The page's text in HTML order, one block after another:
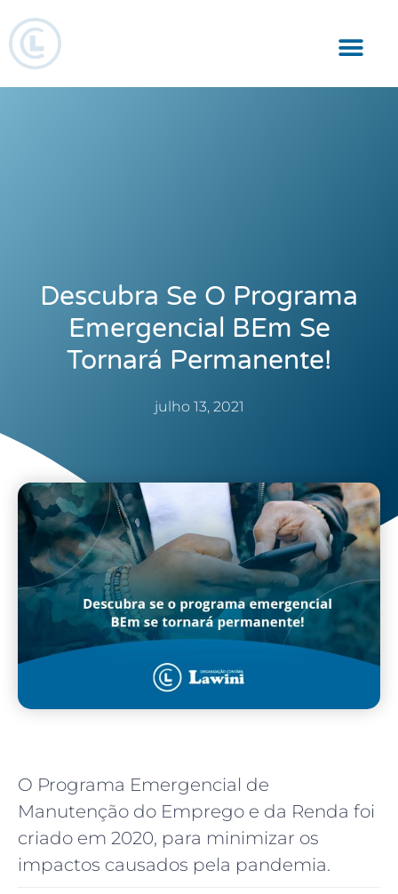
Descubra Se O Programa
Emergencial BEm Se
Tornará Permanente!
julho 13, 2021
O Programa Emergencial de
Manutenção do Emprego e da Renda foi
criado em 2020, para minimizar os
impactos causados pela pandemia.